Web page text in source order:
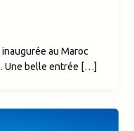
au Maroc
Une belle entrée […]